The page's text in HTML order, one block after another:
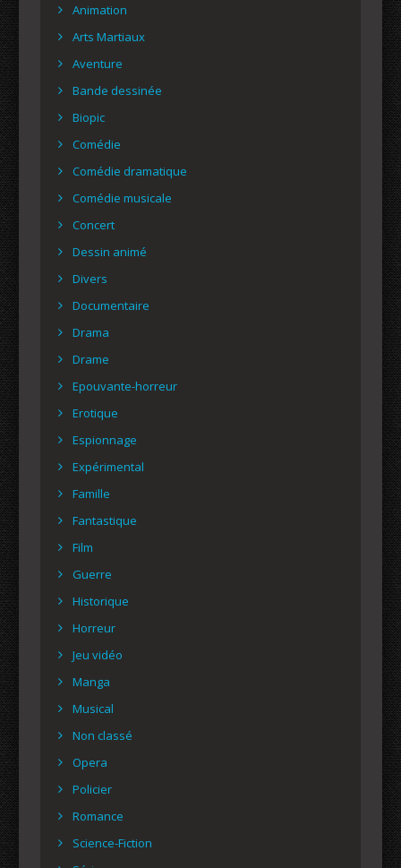
Animation
Arts Martiaux
Aventure
Bande dessinée
Biopic
Comédie
Comédie dramatique
Comédie musicale
Concert
Dessin animé
Divers
Documentaire
Drama
Drame
Epouvante-horreur
Erotique
Espionnage
Expérimental
Famille
Fantastique
Film
Guerre
Historique
Horreur
Jeu vidéo
Manga
Musical
Non classé
Opera
Policier
Romance
Science-Fiction